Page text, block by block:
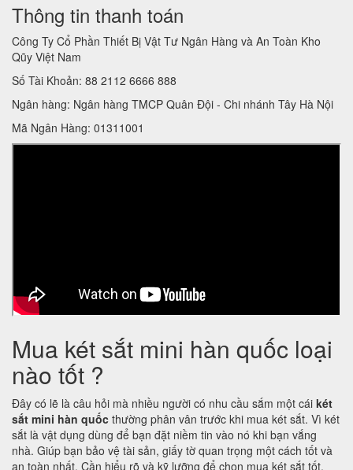
Thông tin thanh toán
Công Ty Cổ Phần Thiết Bị Vật Tư Ngân Hàng và An Toàn Kho
Qũy Việt Nam
Số Tài Khoản: 88 2112 6666 888
Ngân hàng: Ngân hàng TMCP Quân Đội - Chi nhánh Tây Hà Nội
Mã Ngân Hàng: 01311001
Mua két sắt mini hàn quốc loại
nào tốt ?
Đây có lẽ là câu hỏi mà nhiều người có nhu cầu sắm một cái két
sắt mini hàn quốc thường phân vân trước khi mua két sắt. Vì két
sắt là vật dụng dùng để bạn đặt niềm tin vào nó khi bạn vắng
nhà. Giúp bạn bảo vệ tài sản, giấy tờ quan trọng một cách tốt và
an toàn nhất. Cần hiểu rõ và kỹ lưỡng để chọn mua két sắt tốt,